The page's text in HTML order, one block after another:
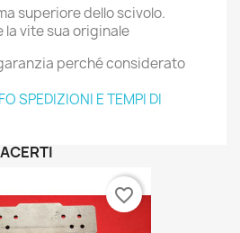
superiore dello scivolo.
la vite sua originale
perché considerato
SPEDIZIONI E TEMPI DI
favorite_border